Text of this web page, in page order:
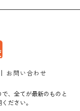
お問い合わせ
、全てが最新のものと
ださい。